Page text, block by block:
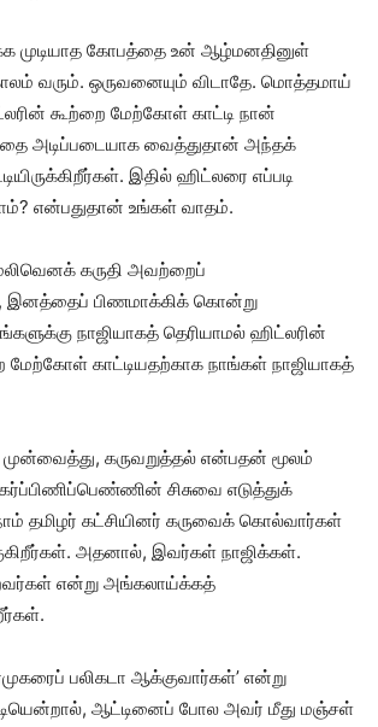
முடியாத கோபத்தை உன் ஆழ்மனதினுள்
வரும். ஒருவனையும் விடாதே. மொத்தமாய்
கூற்றை மேற்கோள் காட்டி நான்
அடிப்படையாக வைத்துதான் அந்தக்
இதில் ஹிட்லரை எப்படி
என்பதுதான் உங்கள் வாதம்.
கருதி அவற்றைப்
இனத்தைப் பிணமாக்கிக் கொன்று
நாஜியாகத் தெரியாமல் ஹிட்லரின்
மேற்கோள் காட்டியதற்காக நாங்கள் நாஜியாகத்
கருவறுத்தல் என்பதன் மூலம்
சிசுவை எடுத்துக்
தமிழர் கட்சியினர் கருவைக் கொல்வார்கள்
அதனால், இவர்கள் நாஜிக்கள்.
என்று அங்கலாய்க்கத்
பலிகடா ஆக்குவார்கள்’ என்று
ஆட்டினைப் போல அவர் மீது மஞ்சள்